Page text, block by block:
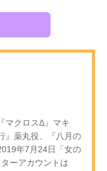
マクロスΔ』マキ
』薬丸役、『八月の
年7月24日「女の
ーアカウントは